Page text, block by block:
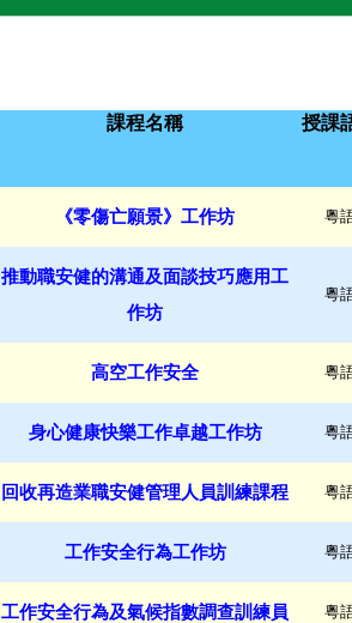
課程名稱 授課
《零傷亡願景》工作坊 粵
推動職安健的溝通及面談技巧應用工
作坊
粵
高空工作安全 粵
身心健康快樂工作卓越工作坊 粵
回收再造業職安健管理人員訓練課程 粵
工作安全行為工作坊 粵
工作安全行為及氣候指數調查訓練員 粵